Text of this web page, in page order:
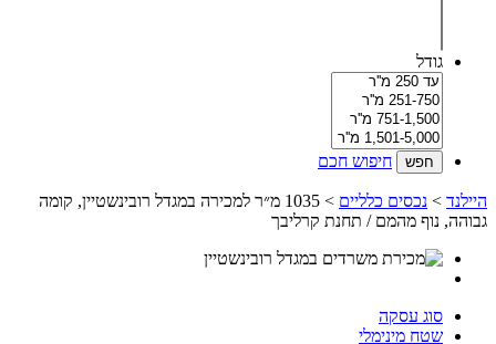
גודל
חיפוש חכם
היילנד > נכסים כלליים
> 1035 מ״ר למכירה במגדל רובינשטיין, קומה
גבוהה, נוף מהמם / תחנת קרליבך
סוג עסקה
שטח מינימלי